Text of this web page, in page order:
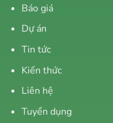
Báo giá
Dự án
Tin tức
Kiến thức
Liên hệ
Tuyển dụng